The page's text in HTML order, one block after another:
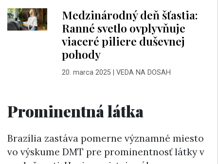
Medzinárodný deň šťastia:
Ranné svetlo ovplyvňuje
viaceré piliere duševnej
pohody
20. marca 2025| VEDA NA DOSAH
Prominentná látka
Brazília zastáva pomerne významné miesto
vo výskume DMT pre prominentnosť látky v